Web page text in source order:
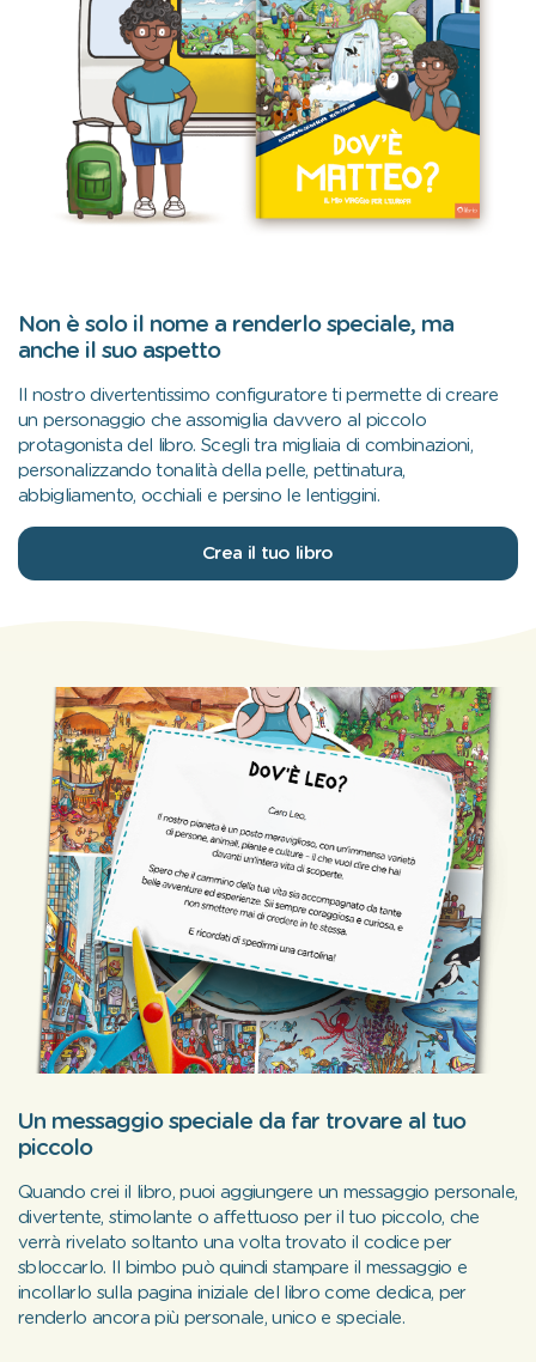
Non è solo il nome a renderlo speciale, ma
anche il suo aspetto
Il nostro divertentissimo configuratore ti permette di creare
un personaggio che assomiglia davvero al piccolo
protagonista del libro. Scegli tra migliaia di combinazioni,
personalizzando tonalità della pelle, pettinatura,
abbigliamento, occhiali e persino le lentiggini.
Crea il tuo libro
Un messaggio speciale da far trovare al tuo
piccolo
Quando crei il libro, puoi aggiungere un messaggio personale,
divertente, stimolante o affettuoso per il tuo piccolo, che
verrà rivelato soltanto una volta trovato il codice per
sbloccarlo. Il bimbo può quindi stampare il messaggio e
incollarlo sulla pagina iniziale del libro come dedica, per
renderlo ancora più personale, unico e speciale.